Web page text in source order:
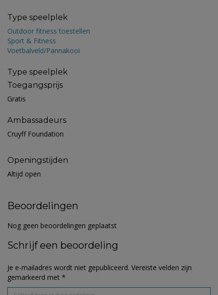
Type speelplek
Outdoor fitness toestellen
Sport & Fitness
Voetbalveld/Pannakooi
Type speelplek
Toegangsprijs
Gratis
Ambassadeurs
Cruyff Foundation
Openingstijden
Altijd open
Beoordelingen
Nog geen beoordelingen geplaatst
Schrijf een beoordeling
Je e-mailadres wordt niet gepubliceerd. Vereiste velden zijn
gemarkeerd met *